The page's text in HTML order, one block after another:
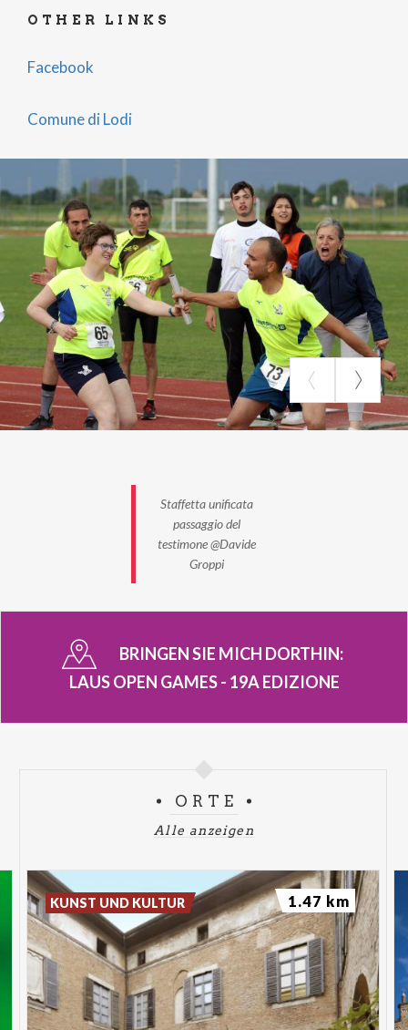
OTHER LINKS
Facebook
Comune di Lodi
Staffetta unificata
passaggio del
testimone @Davide
Groppi
BRINGEN SIE MICH DORTHIN:
LAUS OPEN GAMES - 19A EDIZIONE
ORTE
Alle anzeigen
KUNST UND KULTUR 1.47 km